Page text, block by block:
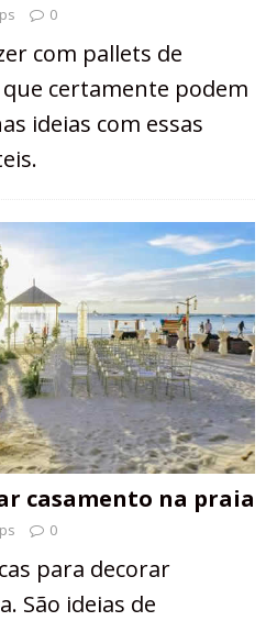
0
com pallets de
que certamente podem
ideias com essas
casamento na praia
0
para decorar
São ideias de